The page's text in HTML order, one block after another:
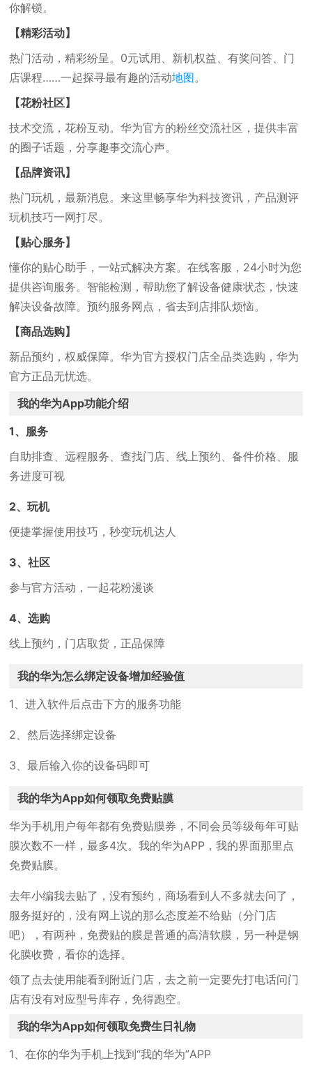
你解锁。
【精彩活动】
热门活动，精彩纷呈。0元试用、新机权益、有奖问答、门
店课程……一起探寻最有趣的活动地图。
【花粉社区】
技术交流，花粉互动。华为官方的粉丝交流社区，提供丰富
的圈子话题，分享趣事交流心声。
【品牌资讯】
热门玩机，最新消息。来这里畅享华为科技资讯，产品测评
玩机技巧一网打尽。
【贴心服务】
懂你的贴心助手，一站式解决方案。在线客服，24小时为您
提供咨询服务。智能检测，帮助您了解设备健康状态，快速
解决设备故障。预约服务网点，省去到店排队烦恼。
【商品选购】
新品预约，权威保障。华为官方授权门店全品类选购，华为
官方正品无忧选。
我的华为App功能介绍
1、服务
自助排查、远程服务、查找门店、线上预约、备件价格、服
务进度可视
2、玩机
便捷掌握使用技巧，秒变玩机达人
3、社区
参与官方活动，一起花粉漫谈
4、选购
线上预约，门店取货，正品保障
我的华为怎么绑定设备增加经验值
1、进入软件后点击下方的服务功能
2、然后选择绑定设备
3、最后输入你的设备码即可
我的华为App如何领取免费贴膜
华为手机用户每年都有免费贴膜券，不同会员等级每年可贴
膜次数不一样，最多4次。我的华为APP，我的界面那里点
免费贴膜。
去年小编我去贴了，没有预约，商场看到人不多就去问了，
服务挺好的，没有网上说的那么态度差不给贴（分门店
吧），有两种，免费贴的膜是普通的高清软膜，另一种是钢
化膜收费，看你的选择。
领了点去使用能看到附近门店，去之前一定要先打电话问门
店有没有对应型号库存，免得跑空。
我的华为App如何领取免费生日礼物
1、在你的华为手机上找到“我的华为”APP